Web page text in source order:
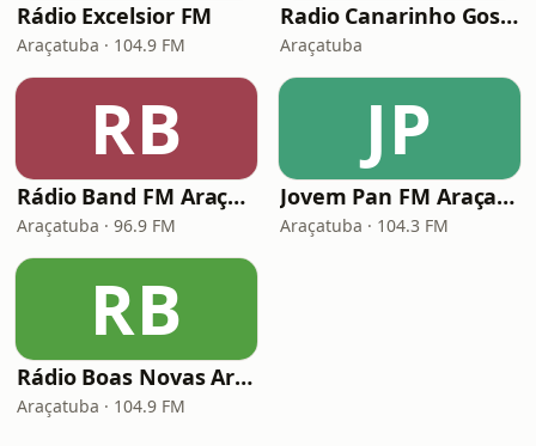
Rádio Excelsior FM
Araçatuba · 104.9 FM
Radio Canarinho Gospel Chapao Bonito
Araçatuba
RB
Rádio Band FM Araçatuba
Araçatuba · 96.9 FM
JP
Jovem Pan FM Araçatuba
Araçatuba · 104.3 FM
RB
Rádio Boas Novas Araçatuba
Araçatuba · 104.9 FM